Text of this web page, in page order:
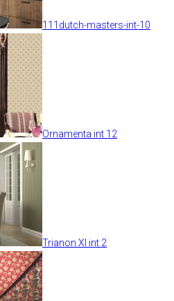
111dutch-masters-int-10
Ornamenta int 12
Trianon XI int 2